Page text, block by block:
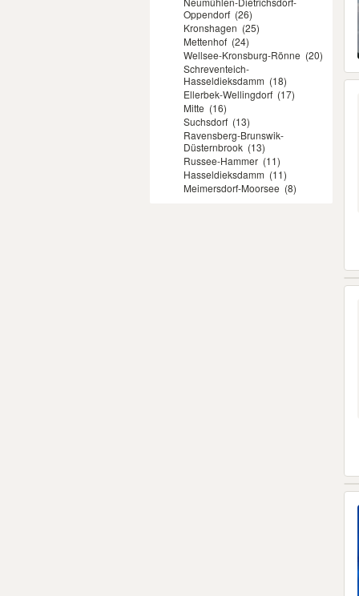
Oppendorf (26)
Kronshagen (25)
Mettenhof (24)
Wellsee-Kronsburg-Rönne (20)
Schreventeich-
Hasseldieksdamm (18)
Ellerbek-Wellingdorf (17)
Mitte (16)
Suchsdorf (13)
Ravensberg-Brunswik-
Düsternbrook (13)
Russee-Hammer (11)
Hasseldieksdamm (11)
Meimersdorf-Moorsee (8)